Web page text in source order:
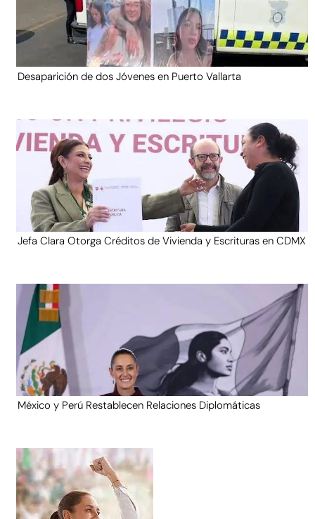
Desaparición de dos Jóvenes en Puerto Vallarta
Jefa Clara Otorga Créditos de Vivienda y Escrituras en CDMX
México y Perú Restablecen Relaciones Diplomáticas